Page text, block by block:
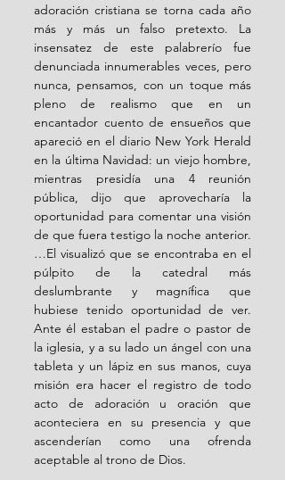
adoración cristiana se torna cada año
más y más un falso pretexto. La
insensatez de este palabrerío fue
denunciada innumerables veces, pero
nunca, pensamos, con un toque más
pleno de realismo que en un
encantador cuento de ensueños que
apareció en el diario New York Herald
en la última Navidad: un viejo hombre,
mientras presidía una 4 reunión
pública, dijo que aprovecharía la
oportunidad para comentar una visión
de que fuera testigo la noche anterior.
…El visualizó que se encontraba en el
púlpito de la catedral más
deslumbrante y magnífica que
hubiese tenido oportunidad de ver.
Ante él estaban el padre o pastor de
la iglesia, y a su lado un ángel con una
tableta y un lápiz en sus manos, cuya
misión era hacer el registro de todo
acto de adoración u oración que
aconteciera en su presencia y que
ascenderían como una ofrenda
aceptable al trono de Dios.